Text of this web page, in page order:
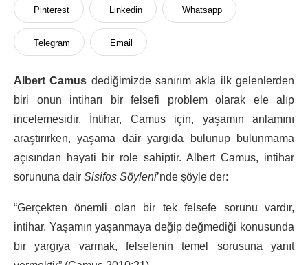
Pinterest Linkedin Whatsapp
Telegram Email
Albert Camus dediğimizde sanırım akla ilk gelenlerden
biri onun intiharı bir felsefi problem olarak ele alıp
incelemesidir. İntihar, Camus için, yaşamın anlamını
araştırırken, yaşama dair yargıda bulunup bulunmama
açısından hayati bir role sahiptir. Albert Camus, intihar
sorununa dair Sisifos Söyleni’nde şöyle der:
“Gerçekten önemli olan bir tek felsefe sorunu vardır,
intihar. Yaşamın yaşanmaya değip değmediği konusunda
bir yargıya varmak, felsefenin temel sorusuna yanıt